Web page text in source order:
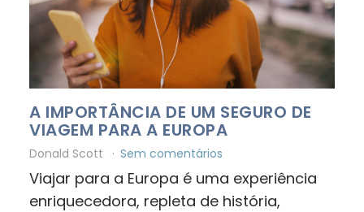
A IMPORTÂNCIA DE UM SEGURO DE
VIAGEM PARA A EUROPA
Donald Scott Sem comentários
Viajar para a Europa é uma experiência
enriquecedora, repleta de história,